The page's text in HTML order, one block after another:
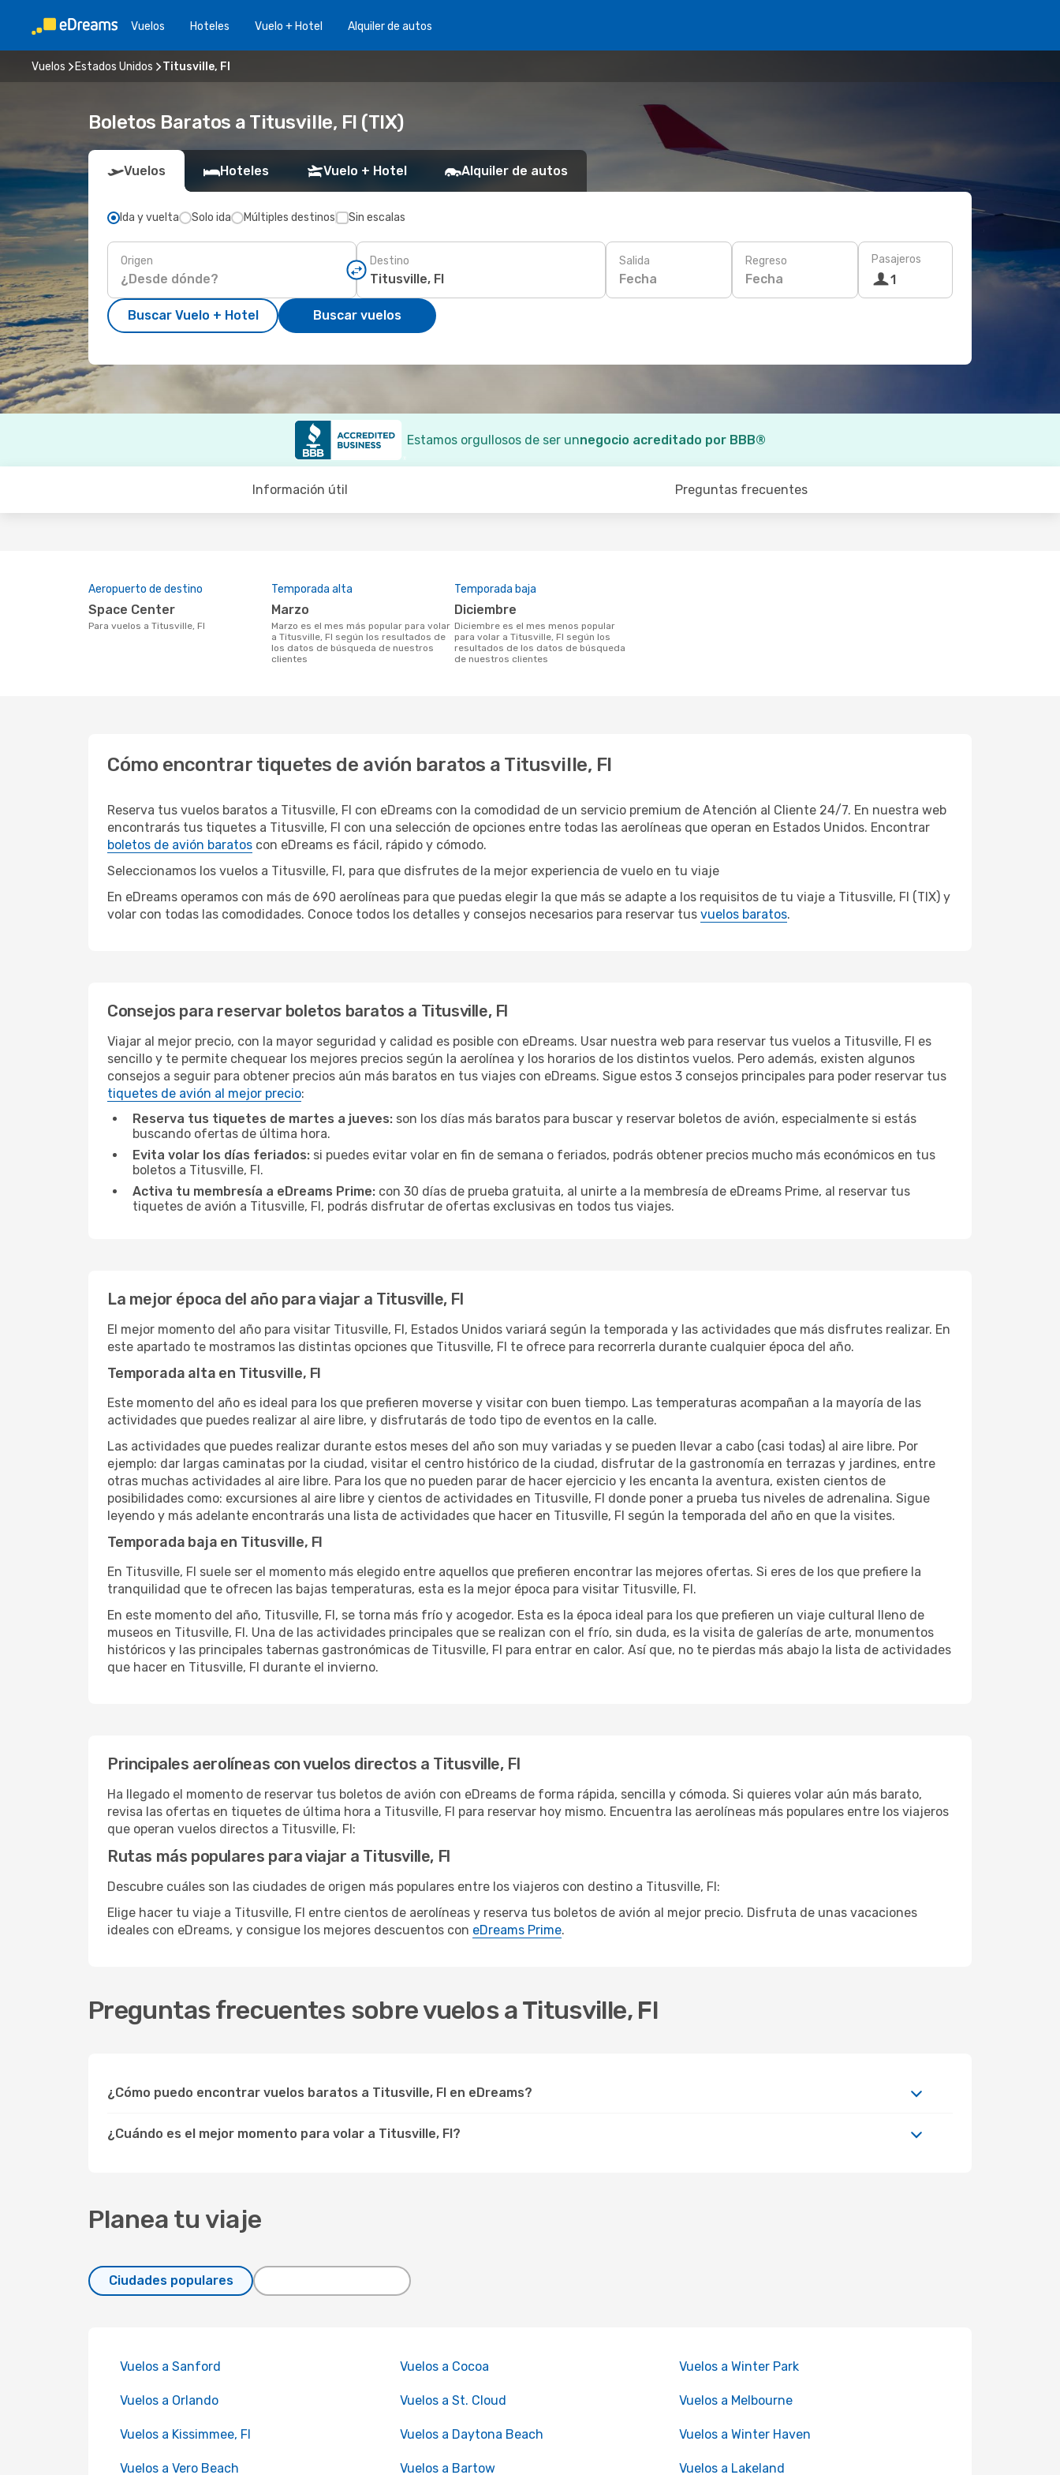
Vuelos Hoteles Vuelo + Hotel Alquiler de autos
Vuelos Estados Unidos Titusville, Fl
Boletos Baratos a Titusville, Fl (TIX)
Vuelos Hoteles Vuelo + Hotel Alquiler de autos
Ida y vuelta Solo ida Múltiples destinos Sin escalas
Origen Destino Salida
Fecha
Regreso
Fecha
Pasajeros
1
Buscar Vuelo + Hotel Buscar vuelos
Estamos orgullosos de ser unnegocio acreditado por BBB®
Información útil Preguntas frecuentes
Aeropuerto de destino
Space Center
Para vuelos a Titusville, Fl
Temporada alta
marzo
marzo es el mes más popular para volar
a Titusville, Fl según los resultados de
los datos de búsqueda de nuestros
clientes
Temporada baja
diciembre
diciembre es el mes menos popular
para volar a Titusville, Fl según los
resultados de los datos de búsqueda
de nuestros clientes
Cómo encontrar tiquetes de avión baratos a Titusville, Fl
Reserva tus vuelos baratos a Titusville, Fl con eDreams con la comodidad de un servicio premium de Atención al Cliente 24/7. En nuestra web
encontrarás tus tiquetes a Titusville, Fl con una selección de opciones entre todas las aerolíneas que operan en Estados Unidos. Encontrar
boletos de avión baratos con eDreams es fácil, rápido y cómodo.
Seleccionamos los vuelos a Titusville, Fl, para que disfrutes de la mejor experiencia de vuelo en tu viaje
En eDreams operamos con más de 690 aerolíneas para que puedas elegir la que más se adapte a los requisitos de tu viaje a Titusville, Fl (TIX) y
volar con todas las comodidades. Conoce todos los detalles y consejos necesarios para reservar tus vuelos baratos.
Consejos para reservar boletos baratos a Titusville, Fl
Viajar al mejor precio, con la mayor seguridad y calidad es posible con eDreams. Usar nuestra web para reservar tus vuelos a Titusville, Fl es
sencillo y te permite chequear los mejores precios según la aerolínea y los horarios de los distintos vuelos. Pero además, existen algunos
consejos a seguir para obtener precios aún más baratos en tus viajes con eDreams. Sigue estos 3 consejos principales para poder reservar tus
tiquetes de avión al mejor precio:
Reserva tus tiquetes de martes a jueves: son los días más baratos para buscar y reservar boletos de avión, especialmente si estás
buscando ofertas de última hora.
Evita volar los días feriados: si puedes evitar volar en fin de semana o feriados, podrás obtener precios mucho más económicos en tus
boletos a Titusville, Fl.
Activa tu membresía a eDreams Prime: con 30 días de prueba gratuita, al unirte a la membresía de eDreams Prime, al reservar tus
tiquetes de avión a Titusville, Fl, podrás disfrutar de ofertas exclusivas en todos tus viajes.
La mejor época del año para viajar a Titusville, Fl
El mejor momento del año para visitar Titusville, Fl, Estados Unidos variará según la temporada y las actividades que más disfrutes realizar. En
este apartado te mostramos las distintas opciones que Titusville, Fl te ofrece para recorrerla durante cualquier época del año.
Temporada alta en Titusville, Fl
Este momento del año es ideal para los que prefieren moverse y visitar con buen tiempo. Las temperaturas acompañan a la mayoría de las
actividades que puedes realizar al aire libre, y disfrutarás de todo tipo de eventos en la calle.
Las actividades que puedes realizar durante estos meses del año son muy variadas y se pueden llevar a cabo (casi todas) al aire libre. Por
ejemplo: dar largas caminatas por la ciudad, visitar el centro histórico de la ciudad, disfrutar de la gastronomía en terrazas y jardines, entre
otras muchas actividades al aire libre. Para los que no pueden parar de hacer ejercicio y les encanta la aventura, existen cientos de
posibilidades como: excursiones al aire libre y cientos de actividades en Titusville, Fl donde poner a prueba tus niveles de adrenalina. Sigue
leyendo y más adelante encontrarás una lista de actividades que hacer en Titusville, Fl según la temporada del año en que la visites.
Temporada baja en Titusville, Fl
En Titusville, Fl suele ser el momento más elegido entre aquellos que prefieren encontrar las mejores ofertas. Si eres de los que prefiere la
tranquilidad que te ofrecen las bajas temperaturas, esta es la mejor época para visitar Titusville, Fl.
En este momento del año, Titusville, Fl, se torna más frío y acogedor. Esta es la época ideal para los que prefieren un viaje cultural lleno de
museos en Titusville, Fl. Una de las actividades principales que se realizan con el frío, sin duda, es la visita de galerías de arte, monumentos
históricos y las principales tabernas gastronómicas de Titusville, Fl para entrar en calor. Así que, no te pierdas más abajo la lista de actividades
que hacer en Titusville, Fl durante el invierno.
Principales aerolíneas con vuelos directos a Titusville, Fl
Ha llegado el momento de reservar tus boletos de avión con eDreams de forma rápida, sencilla y cómoda. Si quieres volar aún más barato,
revisa las ofertas en tiquetes de última hora a Titusville, Fl para reservar hoy mismo. Encuentra las aerolíneas más populares entre los viajeros
que operan vuelos directos a Titusville, Fl:
Rutas más populares para viajar a Titusville, Fl
Descubre cuáles son las ciudades de origen más populares entre los viajeros con destino a Titusville, Fl:
Elige hacer tu viaje a Titusville, Fl entre cientos de aerolíneas y reserva tus boletos de avión al mejor precio. Disfruta de unas vacaciones
ideales con eDreams, y consigue los mejores descuentos con eDreams Prime.
Preguntas frecuentes sobre vuelos a Titusville, Fl
¿Cómo puedo encontrar vuelos baratos a Titusville, Fl en eDreams?
¿Cuándo es el mejor momento para volar a Titusville, Fl?
Planea tu viaje
Ciudades populares
Vuelos a Sanford Vuelos a Cocoa Vuelos a Winter Park
Vuelos a Orlando Vuelos a St. Cloud Vuelos a Melbourne
Vuelos a Kissimmee, Fl Vuelos a Daytona Beach Vuelos a Winter Haven
Vuelos a Vero Beach Vuelos a Bartow Vuelos a Lakeland